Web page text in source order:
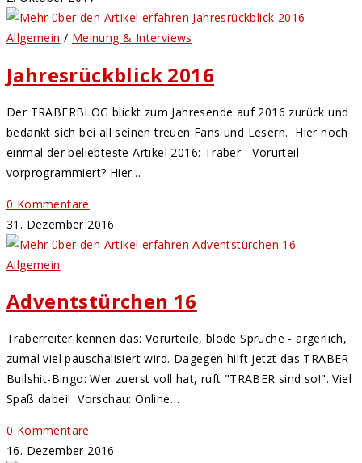
Allgemein / Meinung & Interviews
Jahresrückblick 2016
Der TRABERBLOG blickt zum Jahresende auf 2016 zurück und
bedankt sich bei all seinen treuen Fans und Lesern. Hier noch
einmal der beliebteste Artikel 2016: Traber - Vorurteil
vorprogrammiert? Hier…
0 Kommentare
31. Dezember 2016
Allgemein
Adventstürchen 16
Traberreiter kennen das: Vorurteile, blöde Sprüche - ärgerlich,
zumal viel pauschalisiert wird. Dagegen hilft jetzt das TRABER-
Bullshit-Bingo: Wer zuerst voll hat, ruft "TRABER sind so!". Viel
Spaß dabei! Vorschau: Online…
0 Kommentare
16. Dezember 2016